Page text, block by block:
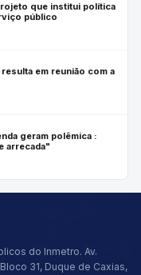
que institui política
público
em reunião com a
geram polêmica :
arrecada"
do Inmetro. Av.
31, Duque de Caxias,